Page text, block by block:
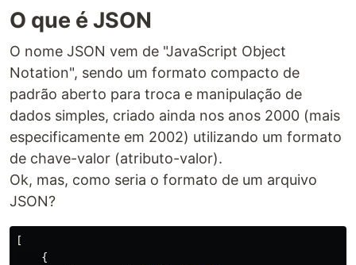
O que é JSON
O nome JSON vem de "JavaScript Object
Notation", sendo um formato compacto de
padrão aberto para troca e manipulação de
dados simples, criado ainda nos anos 2000 (mais
especificamente em 2002) utilizando um formato
de chave-valor (atributo-valor).
Ok, mas, como seria o formato de um arquivo
JSON?
[
{